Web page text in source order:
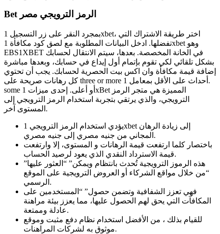
Bet الرمز الترويجي مصر
بمجرد النقر على زر التسجيل 1xbet، اختر طريقة الاشتراك التي
تفضلها. ادخل البيانات المطلوبة مع لصق كود مكافأة 1xbet وهو
EBS1XBET في الخانة المخصصة. بعدها، سيتم الانتقال لحسابك
بشكل تلقائي لكي تقوم بإتمام أول إيداع في حسابك، وبعدها مباشرة
إضافة قيمة مكافأة وان اكس بيت الحصرية لحسابك. يجب أن تحتوي
كل رهانات صريحة على three or more أحداث على الأقل بمعامل 1.
some أو أعلى. إحدى ميزات 1xBet المميزة هي متجر الرمز
الترويجي، والذي يرتقي بتجربة استخدام الرمز الترويجي إلى
المستوى آخر.
يؤدي استخدام الرمز الترويجي 1xbet إلى زيادة الرهان
المجاني من جنيه مصري إلى جنيه مصري.
باختصار كلما ارتفعت قيمة الرهانات و المستوى، إلا وارتفعت
قيمة الاسترداد النقدي الذي يعود لرصيد الحساب.
هذه الرموز الترويجية تُحدث بانتظام ويمكن” “العثور عليها”
“من خلال مواقع الشركاء أو العروض الترويجية على الموقع
الرسمي.
فهي تعزز الشفافية وتضمن حصول” “المستخدمين على
المكافآت التي يحق لهم الحصول عليها، مما يعزز بيئة مراهنة
عادلة وممتعة.
للقيام بذلك ، من الأفضل استخدام نظام دفع مثبت وموقع
موثوق به لشركات المراهنات.